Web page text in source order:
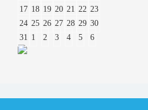
17 18 19 20 21 22 23
24 25 26 27 28 29 30
31 1 2 3 4 5 6